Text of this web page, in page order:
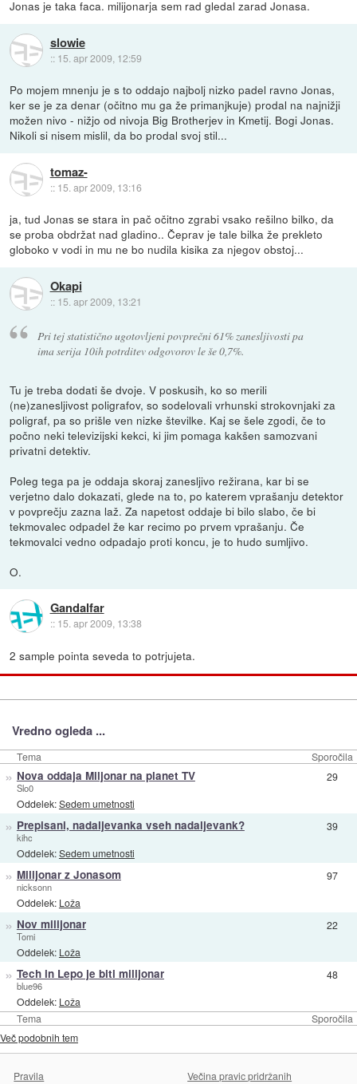
Jonas je taka faca. milijonarja sem rad gledal zarad Jonasa.
slowie
:: 15. apr 2009, 12:59
Po mojem mnenju je s to oddajo najbolj nizko padel ravno Jonas,
ker se je za denar (očitno mu ga že primanjkuje) prodal na najnižji
možen nivo - nižjo od nivoja Big Brotherjev in Kmetij. Bogi Jonas.
Nikoli si nisem mislil, da bo prodal svoj stil...
tomaz-
:: 15. apr 2009, 13:16
ja, tud Jonas se stara in pač očitno zgrabi vsako rešilno bilko, da
se proba obdržat nad gladino.. Čeprav je tale bilka že prekleto
globoko v vodi in mu ne bo nudila kisika za njegov obstoj...
Okapi
:: 15. apr 2009, 13:21
Pri tej statistično ugotovljeni povprečni 61% zanesljivosti pa
ima serija 10ih potrditev odgovorov le še 0,7%.
Tu je treba dodati še dvoje. V poskusih, ko so merili
(ne)zanesljivost poligrafov, so sodelovali vrhunski strokovnjaki za
poligraf, pa so prišle ven nizke številke. Kaj se šele zgodi, če to
počno neki televizijski kekci, ki jim pomaga kakšen samozvani
privatni detektiv.
Poleg tega pa je oddaja skoraj zanesljivo režirana, kar bi se
verjetno dalo dokazati, glede na to, po katerem vprašanju detektor
v povprečju zazna laž. Za napetost oddaje bi bilo slabo, če bi
tekmovalec odpadel že kar recimo po prvem vprašanju. Če
tekmovalci vedno odpadajo proti koncu, je to hudo sumljivo.
O.
Gandalfar
:: 15. apr 2009, 13:38
2 sample pointa seveda to potrjujeta.
Vredno ogleda ...
Tema Sporočila
Tema Sporočila
» Nova oddaja Miljonar na planet TV
Slo0
Oddelek:Sedem umetnosti
29
» Prepisani, nadaljevanka vseh nadaljevank?
kihc
Oddelek:Sedem umetnosti
39
» Milijonar z Jonasom
nicksonn
Oddelek: Loža
97
» Nov milijonar
Tomi
Oddelek: Loža
22
» Tech in Lepo je biti milijonar
blue96
Oddelek: Loža
48
Več podobnih tem
Pravila Večina pravic pridržanih